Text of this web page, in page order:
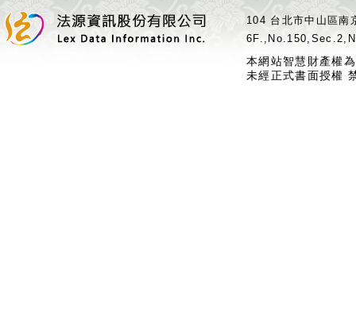
104 台北市中山區
本網站智慧財產權
未經正式書面授權